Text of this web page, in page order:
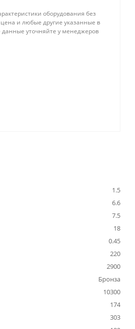
оборудования без
и любые другие указанные в
уточняйте у менеджеров
1.5
6.6
7.5
18
0.45
220
2900
Бронза
10300
174
303